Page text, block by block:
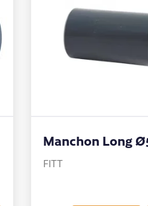
Manchon Long
FITT